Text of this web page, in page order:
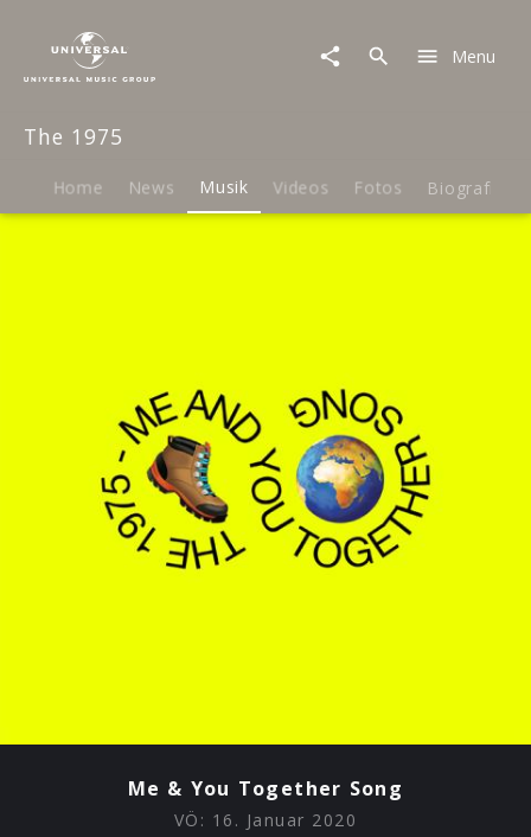
Musik
Me
Together
Menu
The 1975
Home News Musik Videos Fotos Biografie
Me & You Together Song
VÖ: 16. Januar 2020